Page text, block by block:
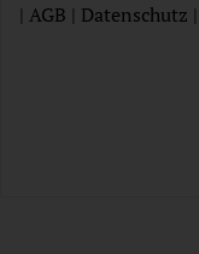
| AGB | Datenschutz |